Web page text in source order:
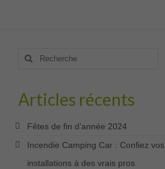
Rechercher
Articles récents
Fêtes de fin d’année 2024
Incendie Camping Car : Confiez vos
installations à des vrais pros